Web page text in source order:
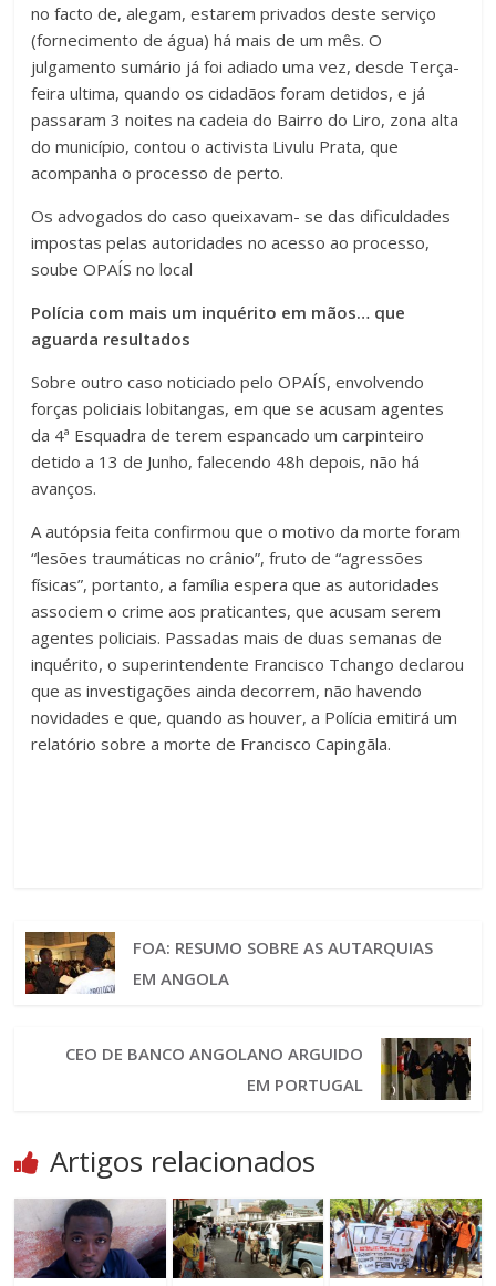
no facto de, alegam, estarem privados deste serviço
(fornecimento de água) há mais de um mês. O
julgamento sumário já foi adiado uma vez, desde Terça-
feira ultima, quando os cidadãos foram detidos, e já
passaram 3 noites na cadeia do Bairro do Liro, zona alta
do município, contou o activista Livulu Prata, que
acompanha o processo de perto.
Os advogados do caso queixavam- se das dificuldades
impostas pelas autoridades no acesso ao processo,
soube OPAÍS no local
Polícia com mais um inquérito em mãos… que
aguarda resultados
Sobre outro caso noticiado pelo OPAÍS, envolvendo
forças policiais lobitangas, em que se acusam agentes
da 4ª Esquadra de terem espancado um carpinteiro
detido a 13 de Junho, falecendo 48h depois, não há
avanços.
A autópsia feita confirmou que o motivo da morte foram
“lesões traumáticas no crânio”, fruto de “agressões
físicas”, portanto, a família espera que as autoridades
associem o crime aos praticantes, que acusam serem
agentes policiais. Passadas mais de duas semanas de
inquérito, o superintendente Francisco Tchango declarou
que as investigações ainda decorrem, não havendo
novidades e que, quando as houver, a Polícia emitirá um
relatório sobre a morte de Francisco Capingãla.
FOA: RESUMO SOBRE AS AUTARQUIAS
EM ANGOLA
CEO DE BANCO ANGOLANO ARGUIDO
EM PORTUGAL
Artigos relacionados